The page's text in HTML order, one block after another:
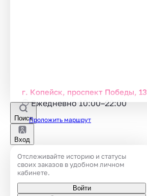
г. Копейск, проспект Победы, 13
Ежедневно 10:00–22:00
Проложить маршрут
Поиск
Вход
Отслеживайте историю и статусы
своих заказов в удобном личном
кабинете.
Войти